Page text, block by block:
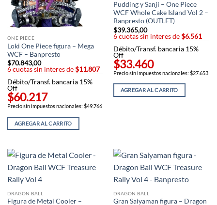
ONE PIECE
Loki One Piece figura – Mega
WCF – Banpresto
$70.843,00
6 cuotas sin interes de$11.807
Débito/Transf. bancaria 15%
Off
$60.217
Precio sin impuestos nacionales: $49.766
AGREGAR AL CARRITO
Pudding y Sanji – One Piece
WCF Whole Cake Island Vol 2 –
Banpresto (OUTLET)
$39.365,00
6 cuotas sin interes de$6.561
Débito/Transf. bancaria 15%
Off
$33.460
Precio sin impuestos nacionales: $27.653
AGREGAR AL CARRITO
DRAGON BALL
Figura de Metal Cooler –
DRAGON BALL
Gran Saiyaman figura – Dragon